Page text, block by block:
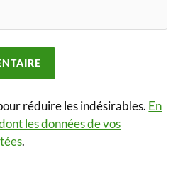
réduire les indésirables. En
les données de vos
.